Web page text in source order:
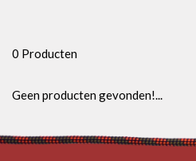
0 Producten
Geen producten gevonden!...